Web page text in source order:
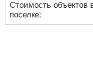
Стоимость объектов
поселке: